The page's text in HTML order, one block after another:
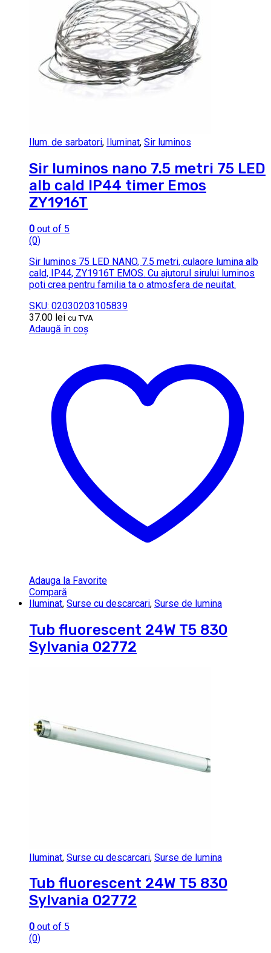
Ilum. de sarbatori, Iluminat, Sir luminos
Sir luminos nano 7.5 metri 75 LED
alb cald IP44 timer Emos
ZY1916T
0 out of 5
(0)
Sir luminos 75 LED NANO, 7.5 metri, culaore lumina alb
cald, IP44, ZY1916T EMOS. Cu ajutorul sirului luminos
poti crea pentru familia ta o atmosfera de neuitat.
SKU: 02030203105839
37.00 lei cu TVA
Adaugă în coș
Adauga la Favorite
Compară
Iluminat, Surse cu descarcari, Surse de lumina
Tub fluorescent 24W T5 830
Sylvania 02772
Iluminat, Surse cu descarcari, Surse de lumina
Tub fluorescent 24W T5 830
Sylvania 02772
0 out of 5
(0)